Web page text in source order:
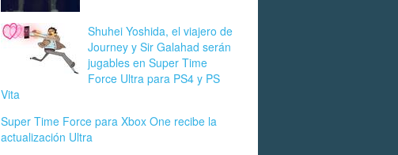
Shuhei Yoshida, el viajero de
Journey y Sir Galahad serán
jugables en Super Time
Force Ultra para PS4 y PS
Vita
Super Time Force para Xbox One recibe la
actualización Ultra